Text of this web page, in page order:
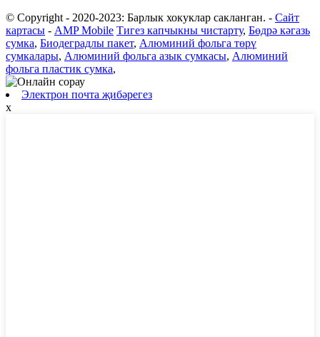
© Copyright - 2020-2023: Барлык хокуклар сакланган. - Сайт
картасы - AMP Mobile Тигез капчыкны чистарту, Бөдрә кәгазь
сумка, Биодеградлы пакет, Алюминий фольга төрү
сумкалары, Алюминий фольга азык сумкасы, Алюминий
фольга пластик сумка,
Электрон почта җибәрегез
x